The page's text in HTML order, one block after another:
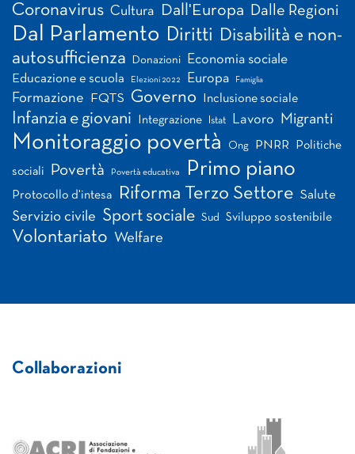
Coronavirus Cultura Dall'Europa Dalle Regioni
Dal Parlamento Diritti Disabilità e non-
autosufficienza
Donazioni Economia sociale
Educazione e scuola Elezioni 2022 Europa Famiglia
Formazione FQTS Governo Inclusione sociale
Infanzia e giovani Integrazione Istat Lavoro Migranti
Monitoraggio povertà Ong PNRR Politiche
sociali Povertà Povertà educativa Primo piano
Protocollo d'intesa Riforma Terzo Settore Salute
Servizio civile Sport sociale Sud Sviluppo sostenibile
Volontariato Welfare
Collaborazioni